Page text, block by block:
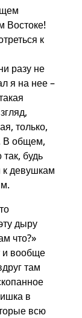
Востоке!
к
разу не
я на нее –
только,
В общем,
будь
девушкам
дыру
что?»
и вообще
там
в
всю